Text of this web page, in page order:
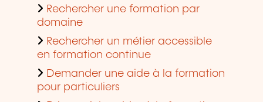
Rechercher une formation par
domaine
Rechercher un métier accessible
en formation continue
Demander une aide à la formation
pour particuliers